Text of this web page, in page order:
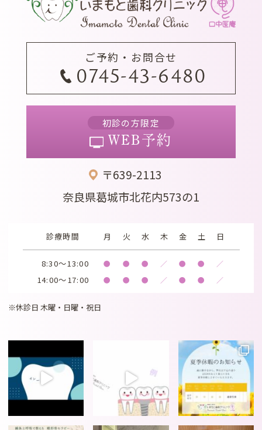
ご予約・お問合せ
0745-43-6480
初診の方限定
WEB予約
〒639-2113
奈良県葛城市北花内573の1
診療時間 月 火 水 木 金 土 日
8:30～13:00 ● ● ● ／ ● ● ／
14:00～17:00 ● ● ● ／ ● ● ／
※休診日 木曜・日曜・祝日